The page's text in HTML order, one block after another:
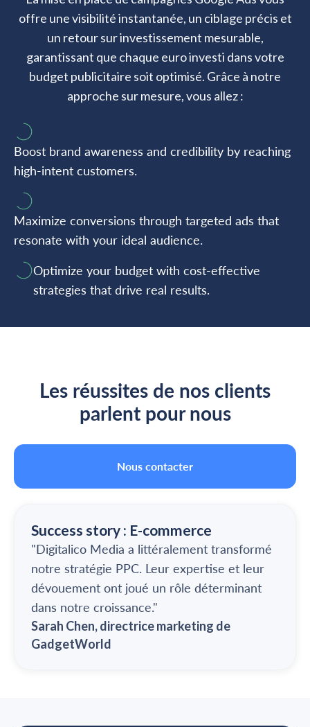
offre une visibilité instantanée, un ciblage précis et
un retour sur investissement mesurable,
garantissant que chaque euro investi dans votre
budget publicitaire soit optimisé. Grâce à notre
approche sur mesure, vous allez :
Boost brand awareness and credibility by reaching
high-intent customers.
Maximize conversions through targeted ads that
resonate with your ideal audience.
Optimize your budget with cost-effective
strategies that drive real results.
Les réussites de nos clients
parlent pour nous
Nous contacter
Success story : E-commerce
"Digitalico Media a littéralement transformé
notre stratégie PPC. Leur expertise et leur
dévouement ont joué un rôle déterminant
dans notre croissance."
Sarah Chen, directrice marketing de
GadgetWorld